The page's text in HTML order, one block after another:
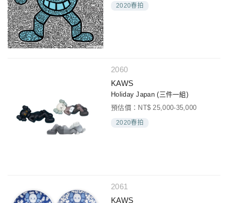
2020春拍
2060
KAWS
Holiday Japan (三件一組)
預估價：NT$ 25,000-35,000
2020春拍
2061
KAWS